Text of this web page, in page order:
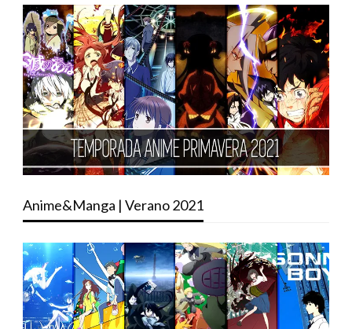
Anime&Manga | Verano 2021